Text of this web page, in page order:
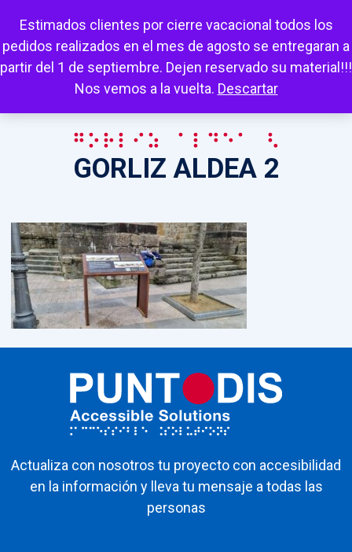
Estimados clientes por cierre vacacional todos los
pedidos realizados en el mes de agosto se entregaran a
partir del 1 de septiembre. Dejen reservado su material!!!
Nos vemos a la vuelta. Descartar
Mi cuenta Carrito Favoritos Escuchar
GORLIZ ALDEA 2
GORLIZ ALDEA 2
Actualiza con nosotros tu proyecto con accesibilidad
en la información y lleva tu mensaje a todas las
personas